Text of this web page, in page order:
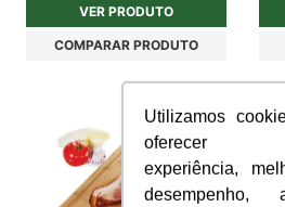
Utilizamos
oferecer
experiência,
desempenho,
VER PRODUTO
COMPARAR PRODUTO